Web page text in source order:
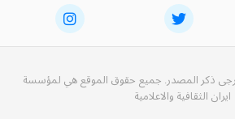
ذكر المصدر. جميع حقوق الموقع هي لمؤسسة
ايران الثقافية والاعلامية